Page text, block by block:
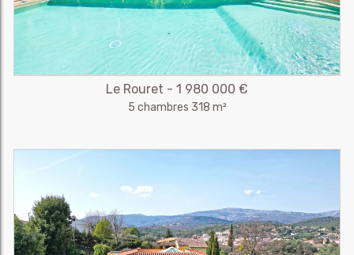
Le Rouret - 1 980 000 €
5 chambres 318 m²